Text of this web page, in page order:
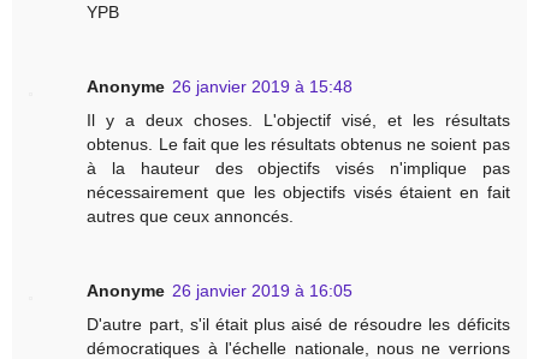
YPB
Anonyme 26 janvier 2019 à 15:48
Il y a deux choses. L'objectif visé, et les résultats
obtenus. Le fait que les résultats obtenus ne soient pas
à la hauteur des objectifs visés n'implique pas
nécessairement que les objectifs visés étaient en fait
autres que ceux annoncés.
Anonyme 26 janvier 2019 à 16:05
D'autre part, s'il était plus aisé de résoudre les déficits
démocratiques à l'échelle nationale, nous ne verrions